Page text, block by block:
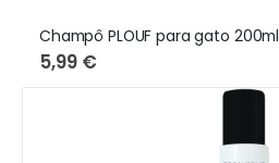
Champô PLOUF para gato 200ml
5,99 €